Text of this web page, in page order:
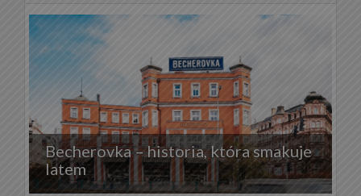
Becherovka – historia, która smakuje
latem